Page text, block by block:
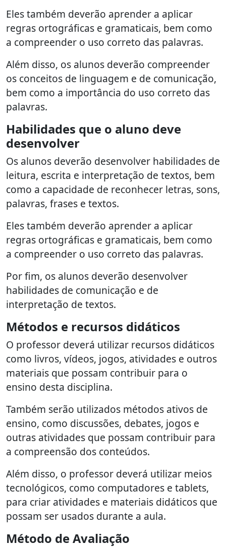
Eles também deverão aprender a aplicar
regras ortográficas e gramaticais, bem como
a compreender o uso correto das palavras.
Além disso, os alunos deverão compreender
os conceitos de linguagem e de comunicação,
bem como a importância do uso correto das
palavras.
Habilidades que o aluno deve
desenvolver
Os alunos deverão desenvolver habilidades de
leitura, escrita e interpretação de textos, bem
como a capacidade de reconhecer letras, sons,
palavras, frases e textos.
Eles também deverão aprender a aplicar
regras ortográficas e gramaticais, bem como
a compreender o uso correto das palavras.
Por fim, os alunos deverão desenvolver
habilidades de comunicação e de
interpretação de textos.
Métodos e recursos didáticos
O professor deverá utilizar recursos didáticos
como livros, vídeos, jogos, atividades e outros
materiais que possam contribuir para o
ensino desta disciplina.
Também serão utilizados métodos ativos de
ensino, como discussões, debates, jogos e
outras atividades que possam contribuir para
a compreensão dos conteúdos.
Além disso, o professor deverá utilizar meios
tecnológicos, como computadores e tablets,
para criar atividades e materiais didáticos que
possam ser usados durante a aula.
Método de Avaliação